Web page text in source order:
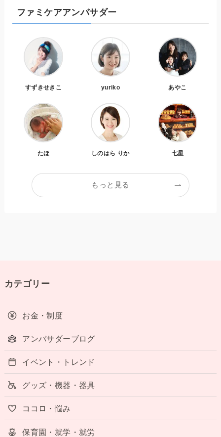
ファミケアアンバサダー
すずきせきこ yuriko あやこ
たほ しのはら りか 七星
もっと見る
カテゴリー
お金・制度
アンバサダーブログ
イベント・トレンド
グッズ・機器・器具
ココロ・悩み
保育園・就学・就労